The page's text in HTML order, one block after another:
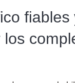
fiables